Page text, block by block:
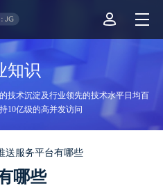
知识
技术沉淀及行业领先的技术水平日均百
10亿级的高并发访问
送服务平台有哪些
哪些